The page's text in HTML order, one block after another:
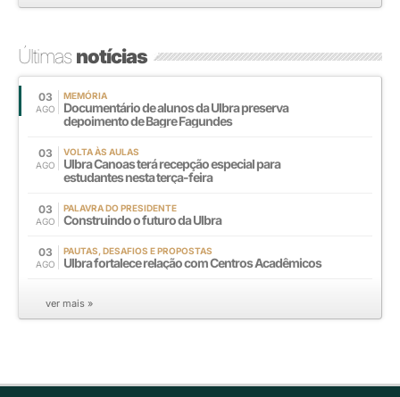
Últimasnotícias
03
AGO
MEMÓRIA
Documentário de alunos da Ulbra preserva
depoimento de Bagre Fagundes
03
AGO
VOLTA ÀS AULAS
Ulbra Canoas terá recepção especial para
estudantes nesta terça-feira
03
AGO
PALAVRA DO PRESIDENTE
Construindo o futuro da Ulbra
03
AGO
PAUTAS, DESAFIOS E PROPOSTAS
Ulbra fortalece relação com Centros Acadêmicos
ver mais »